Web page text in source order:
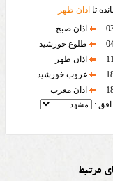
تا اذان ظهر
اذان صبح
طلوع خورشید
اذان ظهر
غروب خورشید
اذان مغرب
افق :
مرتبط